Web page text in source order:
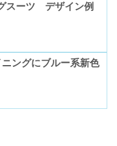
スーツ デザイン例
ングにブルー系新色